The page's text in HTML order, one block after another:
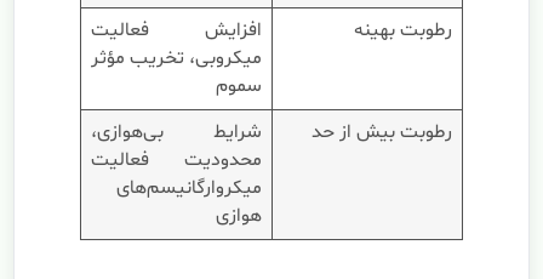
رطوبت بهینه
افزایش فعالیت
میکروبی، تخریب مؤثر
سموم
رطوبت بیش از حد
شرایط بی‌هوازی،
محدودیت فعالیت
میکروارگانیسم‌های
هوازی